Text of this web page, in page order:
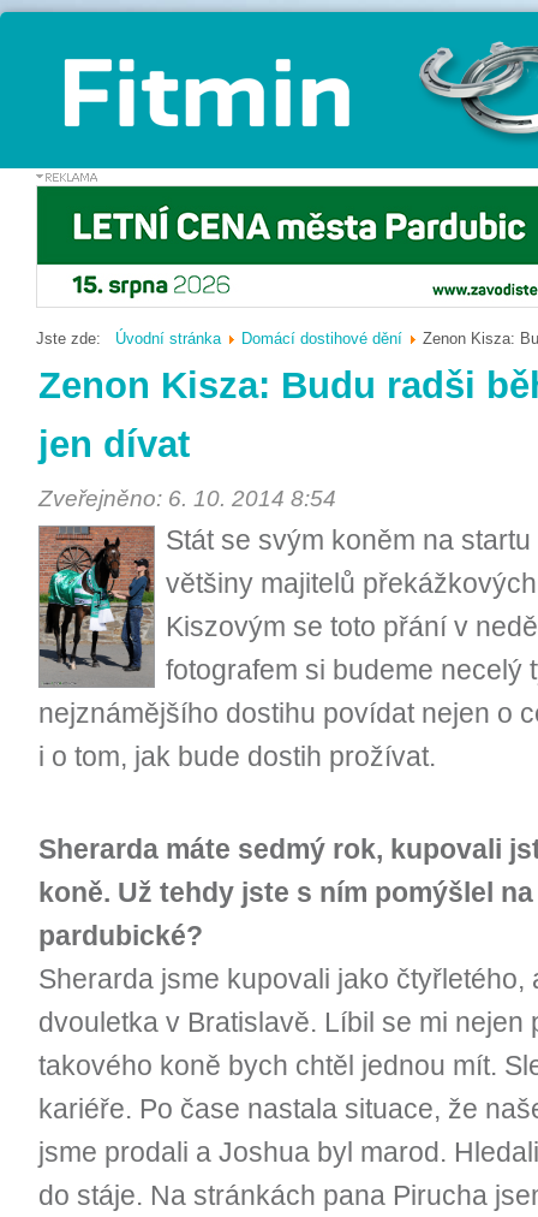
Jste zde: Úvodní stránka Domácí dostihové dění Zenon Kisza:
Zenon Kisza: Budu radši
jen dívat
Zveřejněno: 6. 10. 2014 8:54
Stát se svým koněm na
většiny majitelů
Kiszovým se toto přání v
fotografem si budeme necelý
nejznámějšího dostihu povídat nejen o
i o tom, jak bude dostih prožívat.
Sherarda máte sedmý rok, kupovali
koně. Už tehdy jste s ním pomýšlel
pardubické?
Sherarda jsme kupovali jako čtyřletého,
dvouletka v Bratislavě. Líbil se mi
takového koně bych chtěl jednou mít.
kariéře. Po čase nastala situace, že
jsme prodali a Joshua byl marod.
do stáje. Na stránkách pana Pirucha